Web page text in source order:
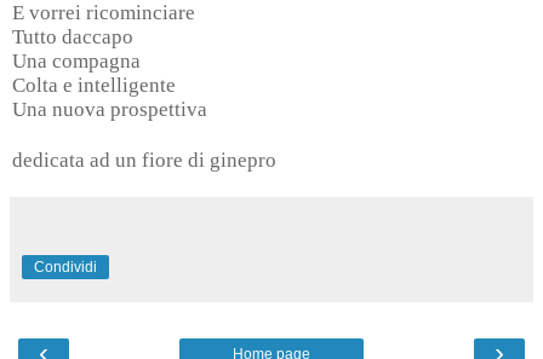
E vorrei ricominciare
Tutto daccapo
Una compagna
Colta e intelligente
Una nuova prospettiva
dedicata ad un fiore di ginepro
Condividi
Home page